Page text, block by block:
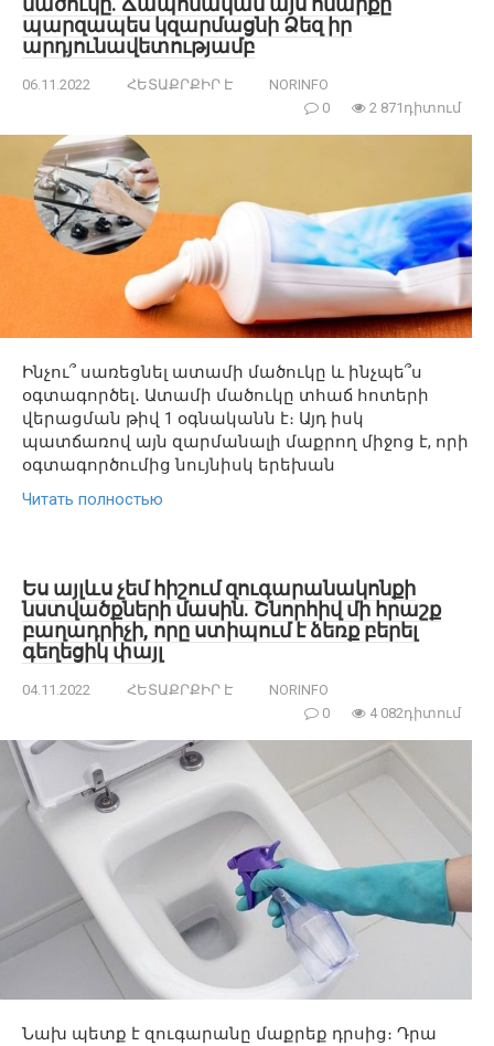
պարզապես կզարմացնի Ձեզ իր
արդյունավետությամբ
06.11.2022 ՀԵՏԱՔՐՔԻՐ Է
NORINFO
0
2 871դիտում
Ինչու՞ սառեցնել ատամի մածուկը և ինչպե՞ս
օգտագործել․ Ատամի մածուկը տհաճ հոտերի
վերացման թիվ 1 օգնականն է։ Այդ իսկ
պատճառով այն զարմանալի մաքրող միջոց է, որի
օգտագործումից նույնիսկ երեխան
Читать полностью
Ես այլևս չեմ հիշում զուգարանակոնքի
նստվածքների մասին. Շնորհիվ մի հրաշք
բաղադրիչի, որը ստիպում է ձեռք բերել
գեղեցիկ փայլ
04.11.2022 ՀԵՏԱՔՐՔԻՐ Է
NORINFO
0
4 082դիտում
Նախ պետք է զուգարանը մաքրեք դրսից։ Դրա